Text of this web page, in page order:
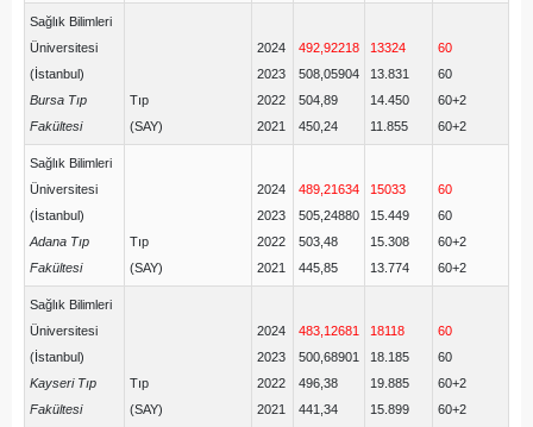
Sağlık Bilimleri
Üniversitesi
(İstanbul)
Bursa Tıp
Fakültesi
Tıp
(SAY)
2024
2023
2022
2021
492,92218
508,05904
504,89
450,24
13324
13.831
14.450
11.855
60
60
60+2
60+2
Sağlık Bilimleri
Üniversitesi
(İstanbul)
Adana Tıp
Fakültesi
Tıp
(SAY)
2024
2023
2022
2021
489,21634
505,24880
503,48
445,85
15033
15.449
15.308
13.774
60
60
60+2
60+2
Sağlık Bilimleri
Üniversitesi
(İstanbul)
Kayseri Tıp
Fakültesi
Tıp
(SAY)
2024
2023
2022
2021
483,12681
500,68901
496,38
441,34
18118
18.185
19.885
15.899
60
60
60+2
60+2